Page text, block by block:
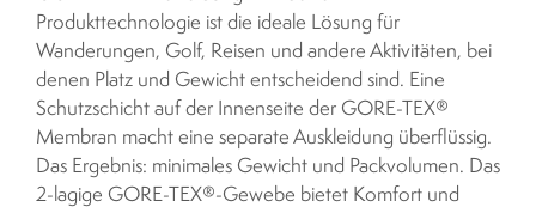
Produkttechnologie ist die ideale Lösung für
Wanderungen, Golf, Reisen und andere Aktivitäten, bei
denen Platz und Gewicht entscheidend sind. Eine
Schutzschicht auf der Innenseite der GORE-TEX®
Membran macht eine separate Auskleidung überflüssig.
Das Ergebnis: minimales Gewicht und Packvolumen. Das
2-lagige GORE-TEX®-Gewebe bietet Komfort und